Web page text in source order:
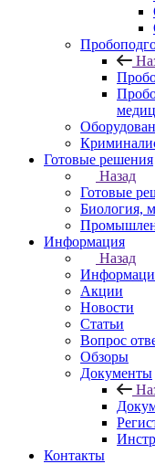
Готовые решения
Назад
Готовые
Биология,
Информация
Назад
Акции
Новости
Статьи
Вопрос
Обзоры
Документы
Контакты